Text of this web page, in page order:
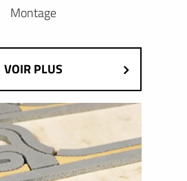
Montage
VOIR PLUS